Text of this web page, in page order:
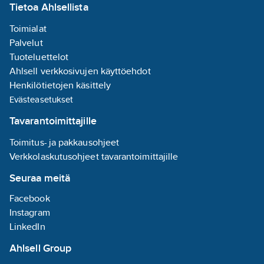
Tietoa Ahlsellista
Toimialat
Palvelut
Tuoteluettelot
Ahlsell verkkosivujen käyttöehdot
Henkilötietojen käsittely
Evästeasetukset
Tavarantoimittajille
Toimitus- ja pakkausohjeet
Verkkolaskutusohjeet tavarantoimittajille
Seuraa meitä
Facebook
Instagram
LinkedIn
Ahlsell Group